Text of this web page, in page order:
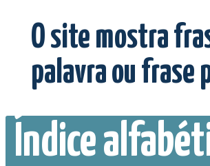
O site mostra
palavra ou frase
Índice